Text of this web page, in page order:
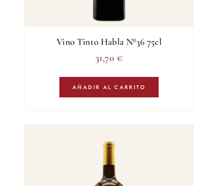
Vino Tinto Habla Nº36 75cl
31,70 €
AÑADIR AL CARRITO